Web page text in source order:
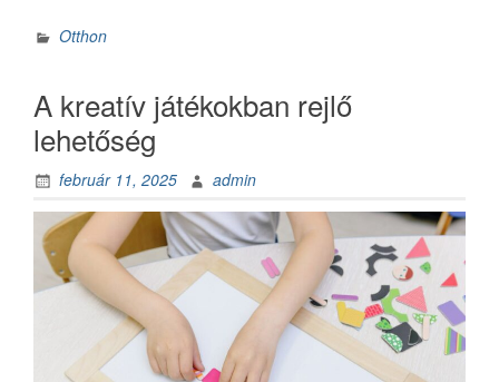
Otthon
A kreatív játékokban rejlő
lehetőség
február 11, 2025 admin